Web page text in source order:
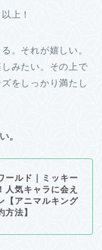
上！
。それが嬉しい。
みたい。その上で
をしっかり満たし
。
ールド｜ミッキー
人気キャラに会え
【アニマルキング
方法】